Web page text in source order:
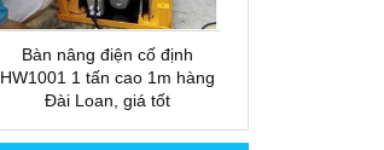
Bàn nâng điện cố định
HW1001 1 tấn cao 1m hàng
Đài Loan, giá tốt